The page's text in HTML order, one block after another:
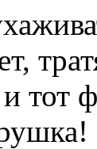
тот